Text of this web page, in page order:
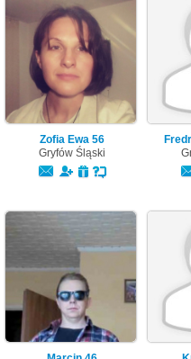
Zofia Ewa 56
Gryfów Śląski